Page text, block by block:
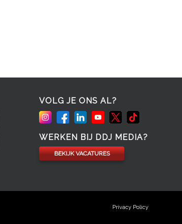
VOLG JE ONS AL?
WERKEN BIJ DDJ MEDIA?
BEKIJK VACATURES
Privacy Policy